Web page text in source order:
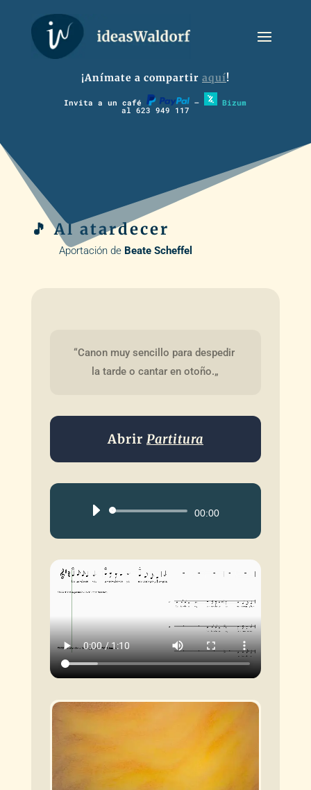
¡Anímate a compartir aquí!
Invita a un café – Bizum
al 623 949 117
🎵 Al atardecer
Aportación de Beate Scheffel
“Canon muy sencillo para despedir
la tarde o cantar en otoño.„
Abrir Partitura
Reproductor00:00